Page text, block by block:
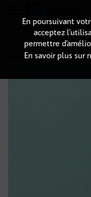
12 août 2021 à 3h59, durée : Invalid
En poursuivant
acceptez
permettre
En savoir plus sur